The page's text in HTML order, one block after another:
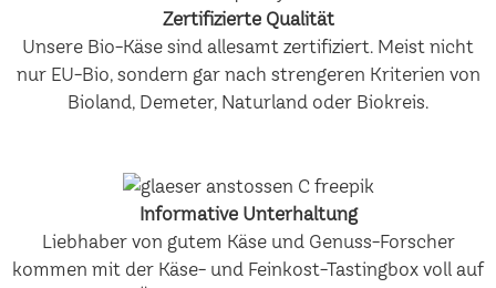
Zertifizierte Qualität
Unsere Bio-Käse sind allesamt zertifiziert. Meist nicht
nur EU-Bio, sondern gar nach strengeren Kriterien von
Bioland, Demeter, Naturland oder Biokreis.
Informative Unterhaltung
Liebhaber von gutem Käse und Genuss-Forscher
kommen mit der Käse- und Feinkost-Tastingbox voll auf